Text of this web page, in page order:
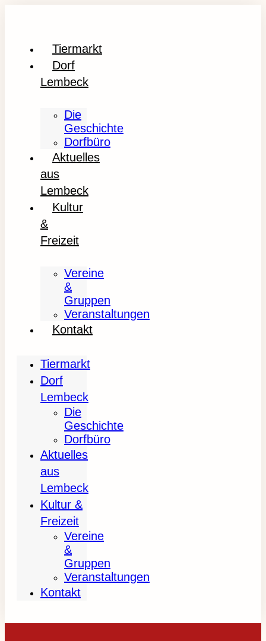
Tiermarkt
Dorf
Lembeck
Die
Geschichte
Dorfbüro
Aktuelles
aus
Lembeck
Kultur
&
Freizeit
Vereine
&
Gruppen
Veranstaltungen
Kontakt
Tiermarkt
Dorf
Lembeck
Die
Geschichte
Dorfbüro
Aktuelles
aus
Lembeck
Kultur &
Freizeit
Vereine
&
Gruppen
Veranstaltungen
Kontakt